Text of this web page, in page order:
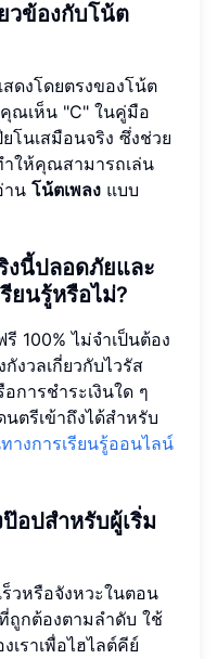
วข้องกับโน้ต
ดงโดยตรงของโน้ต
คุณเห็น "C" ในคู่มือ
โนเสมือนจริง ซึ่งช่วย
ำให้คุณสามารถเล่น
าน โน้ตเพลง แบบ
งนี้ปลอดภัยและ
ยนรู้หรือไม่?
100% ไม่จำเป็นต้อง
งวลเกี่ยวกับไวรัส
การชำระเงินใด ๆ
ตรีเข้าถึงได้สำหรับ
างการเรียนรู้ออนไลน์
อปสำหรับผู้เริ่ม
ร็วหรือจังหวะในตอน
ถูกต้องตามลำดับ ใช้
ราเพื่อไฮไลต์คีย์